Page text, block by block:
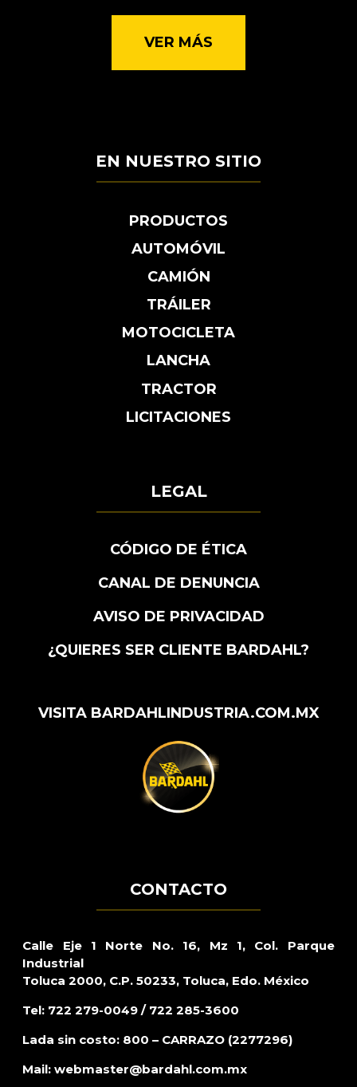
VER MÁS
EN NUESTRO SITIO
PRODUCTOS
AUTOMÓVIL
CAMIÓN
TRÁILER
MOTOCICLETA
LANCHA
TRACTOR
LICITACIONES
LEGAL
CÓDIGO DE ÉTICA
CANAL DE DENUNCIA
AVISO DE PRIVACIDAD
¿QUIERES SER CLIENTE BARDAHL?
VISITA BARDAHLINDUSTRIA.COM.MX
CONTACTO
Calle Eje 1 Norte No. 16, Mz 1, Col. Parque
Industrial
Toluca 2000, C.P. 50233, Toluca, Edo. México
Tel: 722 279-0049 / 722 285-3600
Lada sin costo: 800 – CARRAZO (2277296)
Mail: webmaster@bardahl.com.mx